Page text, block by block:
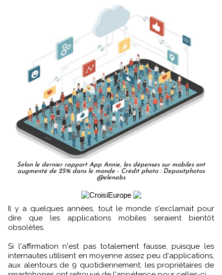
Selon le dernier rapport App Annie, les dépenses sur mobiles ont
augmenté de 25% dans le monde - Crédit photo : Depositphotos
@elenabs
Il y a quelques années, tout le monde s'exclamait pour
dire que les applications mobiles seraient bientôt
obsolètes.
Si l'affirmation n'est pas totalement fausse, puisque les
internautes utilisent en moyenne assez peu d'applications,
aux alentours de 9 quotidiennement, les propriétaires de